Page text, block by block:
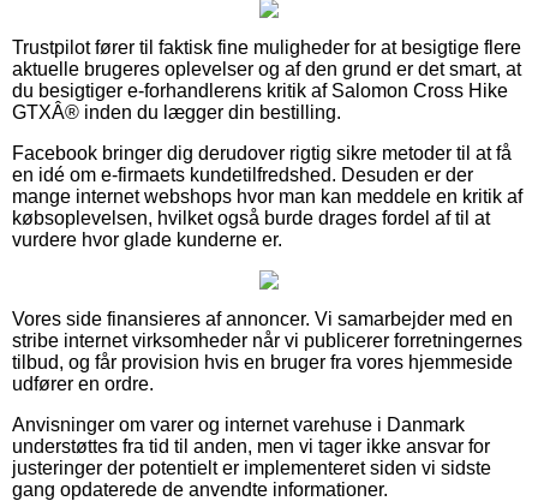
Trustpilot fører til faktisk fine muligheder for at besigtige flere
aktuelle brugeres oplevelser og af den grund er det smart, at
du besigtiger e-forhandlerens kritik af Salomon Cross Hike
GTXÂ® inden du lægger din bestilling.
Facebook bringer dig derudover rigtig sikre metoder til at få
en idé om e-firmaets kundetilfredshed. Desuden er der
mange internet webshops hvor man kan meddele en kritik af
købsoplevelsen, hvilket også burde drages fordel af til at
vurdere hvor glade kunderne er.
Vores side finansieres af annoncer. Vi samarbejder med en
stribe internet virksomheder når vi publicerer forretningernes
tilbud, og får provision hvis en bruger fra vores hjemmeside
udfører en ordre.
Anvisninger om varer og internet varehuse i Danmark
understøttes fra tid til anden, men vi tager ikke ansvar for
justeringer der potentielt er implementeret siden vi sidste
gang opdaterede de anvendte informationer.